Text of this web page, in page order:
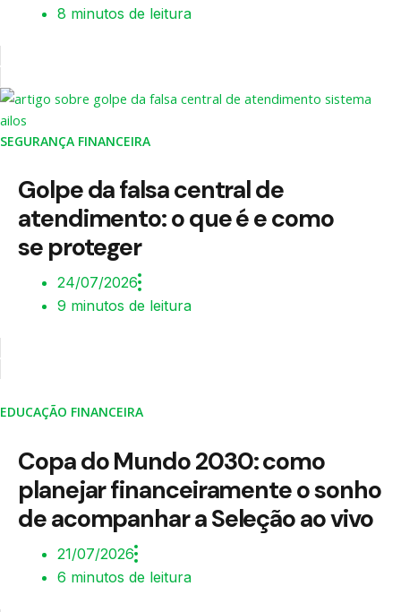
8 minutos de leitura
SEGURANÇA FINANCEIRA
Golpe da falsa central de
atendimento: o que é e como
se proteger
24/07/2026
9 minutos de leitura
EDUCAÇÃO FINANCEIRA
Copa do Mundo 2030: como
planejar financeiramente o sonho
de acompanhar a Seleção ao vivo
21/07/2026
6 minutos de leitura